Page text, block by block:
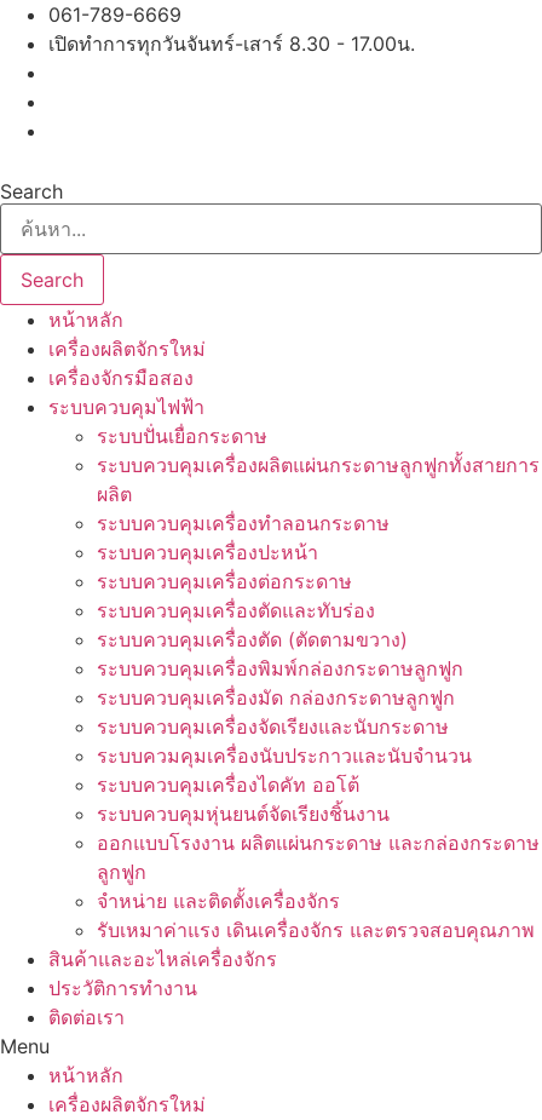
Skip
content
061-789-6669
เปิดทำการทุกวันจันทร์-เสาร์ 8.30 - 17.00น.
Search
Search
หน้าหลัก
เครื่องผลิตจักรใหม่
เครื่องจักรมือสอง
ระบบควบคุมไฟฟ้า
ระบบปั่นเยื่อกระดาษ
ระบบควบคุมเครื่องผลิตแผ่นกระดาษลูกฟูกทั้งสายการ
ผลิต
ระบบควบคุมเครื่องทำลอนกระดาษ
ระบบควบคุมเครื่องปะหน้า
ระบบควบคุมเครื่องต่อกระดาษ
ระบบควบคุมเครื่องตัดและทับร่อง
ระบบควบคุมเครื่องตัด (ตัดตามขวาง)
ระบบควบคุมเครื่องพิมพ์กล่องกระดาษลูกฟูก
ระบบควบคุมเครื่องมัด กล่องกระดาษลูกฟูก
ระบบควบคุมเครื่องจัดเรียงและนับกระดาษ
ระบบควมคุมเครื่องนับประกาวและนับจำนวน
ระบบควบคุมเครื่องไดคัท ออโต้
ระบบควบคุมหุ่นยนต์จัดเรียงชิ้นงาน
ออกแบบโรงงาน ผลิตแผ่นกระดาษ และกล่องกระดาษ
ลูกฟูก
จำหน่าย และติดตั้งเครื่องจักร
รับเหมาค่าแรง เดินเครื่องจักร และตรวจสอบคุณภาพ
สินค้าและอะไหล่เครื่องจักร
ประวัติการทำงาน
ติดต่อเรา
Menu
หน้าหลัก
เครื่องผลิตจักรใหม่